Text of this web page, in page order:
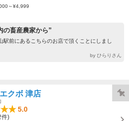
～¥4,999
の畜産農家から”
駅前にあるこちらのお店で頂くことにしまし
by ひらりさん
クボ 津店
5.0
件)